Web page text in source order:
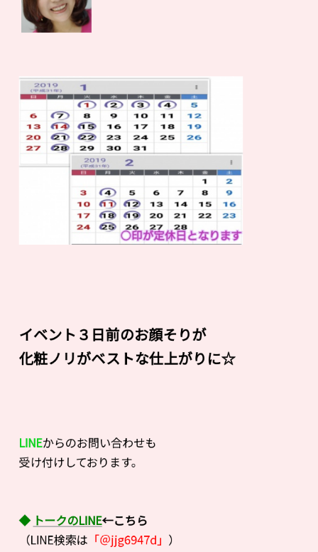
イベント３日前のお顔そりが
化粧ノリがベストな仕上がりに☆
LINEからのお問い合わせも
受け付けしております。
◆ トークのLINE←こちら
（LINE検索は 「＠jjg6947d」 ）